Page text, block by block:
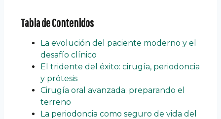
Tabla de Contenidos
La evolución del paciente moderno y el
desafío clínico
El tridente del éxito: cirugía, periodoncia
y prótesis
Cirugía oral avanzada: preparando el
terreno
La periodoncia como seguro de vida del